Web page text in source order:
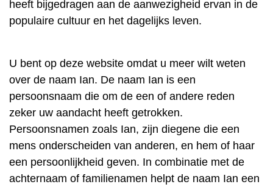
heeft bijgedragen aan de aanwezigheid ervan in de
populaire cultuur en het dagelijks leven.
U bent op deze website omdat u meer wilt weten
over de naam Ian. De naam Ian is een
persoonsnaam die om de een of andere reden
zeker uw aandacht heeft getrokken.
Persoonsnamen zoals Ian, zijn diegene die een
mens onderscheiden van anderen, en hem of haar
een persoonlijkheid geven. In combinatie met de
achternaam of familienamen helpt de naam Ian een